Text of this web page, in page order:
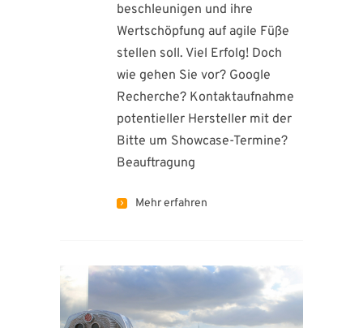
beschleunigen und ihre
Wertschöpfung auf agile Füße
stellen soll. Viel Erfolg! Doch
wie gehen Sie vor? Google
Recherche? Kontaktaufnahme
potentieller Hersteller mit der
Bitte um Showcase-Termine?
Beauftragung
Mehr erfahren